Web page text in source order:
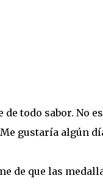
todo sabor. No es
gustaría algún
de que las